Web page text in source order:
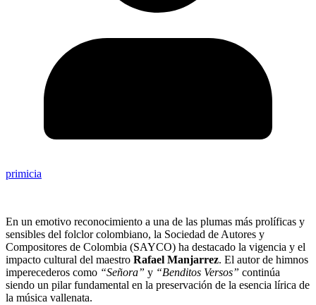
primicia
En un emotivo reconocimiento a una de las plumas más prolíficas y
sensibles del folclor colombiano, la Sociedad de Autores y
Compositores de Colombia (SAYCO) ha destacado la vigencia y el
impacto cultural del maestro Rafael Manjarrez. El autor de himnos
imperecederos como “Señora” y “Benditos Versos” continúa
siendo un pilar fundamental en la preservación de la esencia lírica de
la música vallenata.